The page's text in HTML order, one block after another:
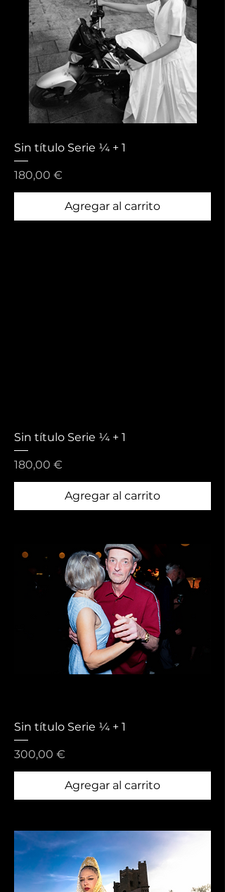
Sin título Serie ¼ + 1
Precio
180,00 €
Agregar al carrito
Sin título Serie ¼ + 1
Precio
180,00 €
Agregar al carrito
Sin título Serie ¼ + 1
Precio
300,00 €
Agregar al carrito